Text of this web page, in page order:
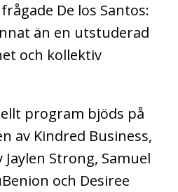
De los Santos:
än en utstuderad
och kollektiv
program bjöds på
av Kindred Business,
Strong, Samuel
och Desiree